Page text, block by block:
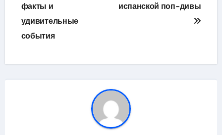
факты и
удивительные
события
испанской поп-дивы